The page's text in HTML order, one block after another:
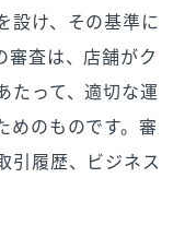
設け、その基準に
審査は、店舗がク
たって、適切な運
めのものです。審
引履歴、ビジネス